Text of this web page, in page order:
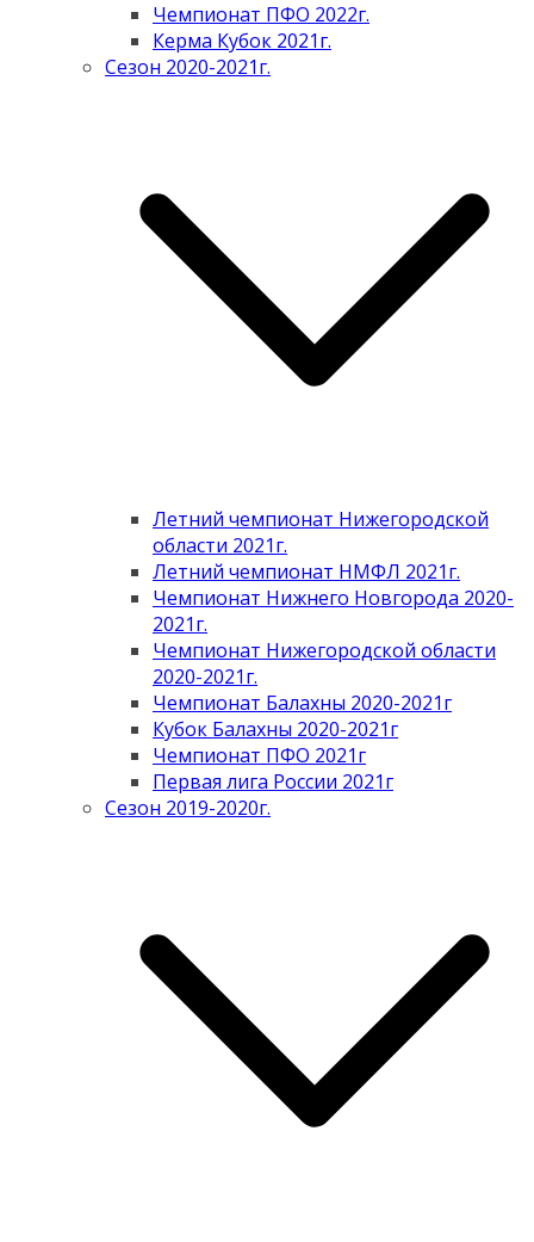
Чемпионат ПФО 2022г.
Керма Кубок 2021г.
Сезон 2020-2021г.
Летний чемпионат Нижегородской
области 2021г.
Летний чемпионат НМФЛ 2021г.
Чемпионат Нижнего Новгорода 2020-
2021г.
Чемпионат Нижегородской области
2020-2021г.
Чемпионат Балахны 2020-2021г
Кубок Балахны 2020-2021г
Чемпионат ПФО 2021г
Первая лига России 2021г
Сезон 2019-2020г.